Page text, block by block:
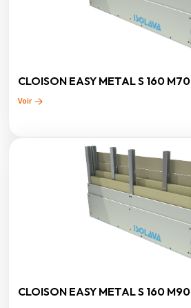
CLOISON EASY METAL S 160 M70
Voir
CLOISON EASY METAL S 160 M90